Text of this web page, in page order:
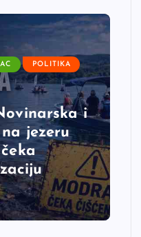
POLITIKA
i
jezeru